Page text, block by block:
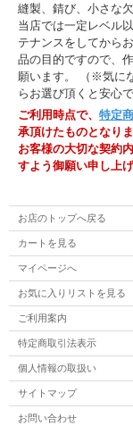
縫製、錆び、小さな
当店では一定レベル
テナンスをしてから
品の目的ですので、
願います。 （※気に
らお選び頂くと安心で
ご利用時点で、 特定
承頂けたものとなりま
お客様の大切な契約
すよう御願い申し上げ
お店のトップへ戻る
カートを見る
マイページへ
お気に入りリストを見る
ご利用案内
特定商取引法表示
個人情報の取扱い
サイトマップ
お問い合わせ